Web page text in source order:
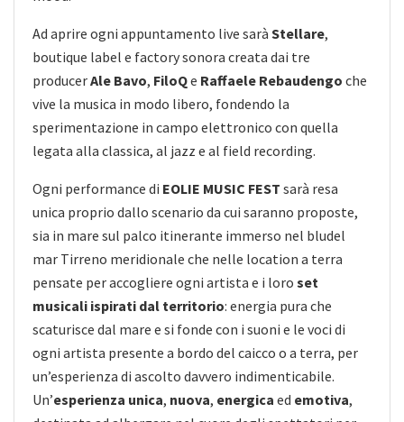
Ad aprire ogni appuntamento live sarà Stellare,
boutique label e factory sonora creata dai tre
producerAle Bavo, FiloQe Raffaele Rebaudengo che
vive la musica in modo libero, fondendo la
sperimentazione in campo elettronico con quella
legata alla classica, al jazz e al field recording.
Ogni performance di EOLIE MUSIC FEST sarà resa
unica proprio dallo scenario da cui saranno proposte,
sia in mare sul palco itinerante immerso nel bludel
mar Tirreno meridionale che nelle location a terra
pensate per accogliere ogni artista e i loro set
musicali ispirati dal territorio: energia pura che
scaturisce dal mare e si fonde con i suoni e le voci di
ogni artista presente a bordo del caicco o a terra, per
un’esperienza di ascolto davvero indimenticabile.
Un’esperienza unica, nuova, energica ed emotiva,